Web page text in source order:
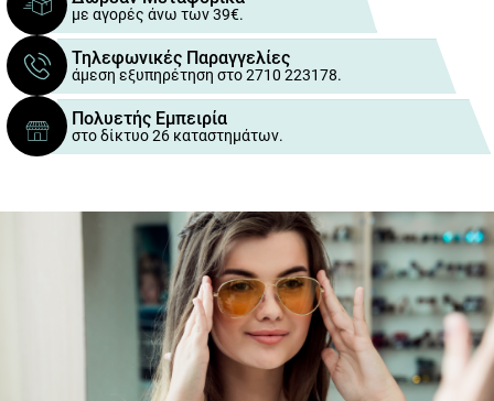
με αγορές άνω των 39€.
Τηλεφωνικές Παραγγελίες
άμεση εξυπηρέτηση στο 2710 223178.
Πολυετής Εμπειρία
στο δίκτυο 26 καταστημάτων.